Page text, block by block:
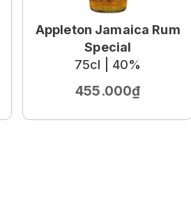
Appleton Jamaica Rum
Special
75cl | 40%
455.000₫